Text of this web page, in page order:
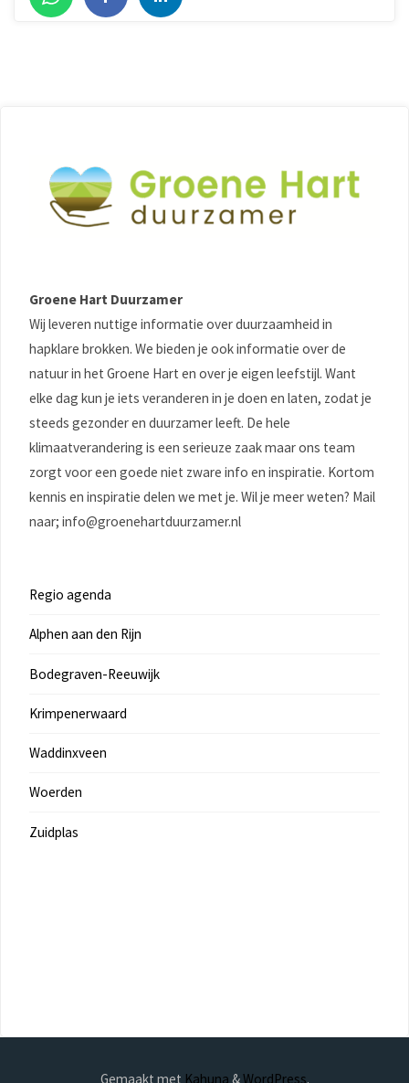
Groene Hart Duurzamer
Wij leveren nuttige informatie over duurzaamheid in
hapklare brokken. We bieden je ook informatie over de
natuur in het Groene Hart en over je eigen leefstijl. Want
elke dag kun je iets veranderen in je doen en laten, zodat je
steeds gezonder en duurzamer leeft. De hele
klimaatverandering is een serieuze zaak maar ons team
zorgt voor een goede niet zware info en inspiratie. Kortom
kennis en inspiratie delen we met je. Wil je meer weten? Mail
naar; info@groenehartduurzamer.nl
Regio agenda
Alphen aan den Rijn
Bodegraven-Reeuwijk
Krimpenerwaard
Waddinxveen
Woerden
Zuidplas
Gemaakt met Kahuna &WordPress.